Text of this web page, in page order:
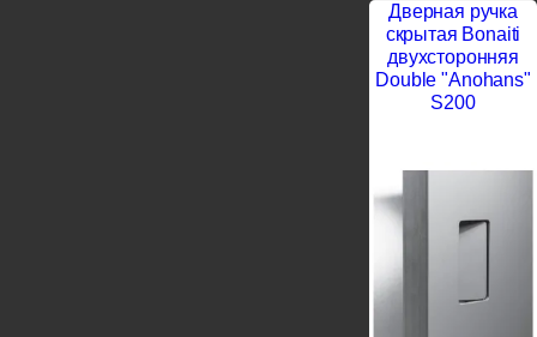
Дверная ручка
скрытая Bonaiti
двухсторонняя
Double "Anohans"
S200